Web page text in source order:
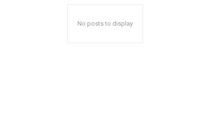
No posts to display